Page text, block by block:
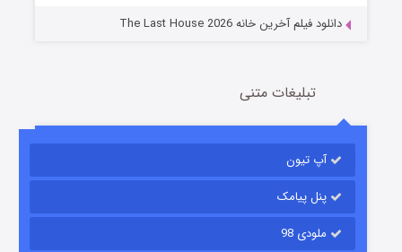
مردگان متحرک: شهر مرده ۳
دانلود فیلم آخرین خانه The Last House 2026
تبلیغات متنی
آپ تیون
پنل پیامک
ملودی 98